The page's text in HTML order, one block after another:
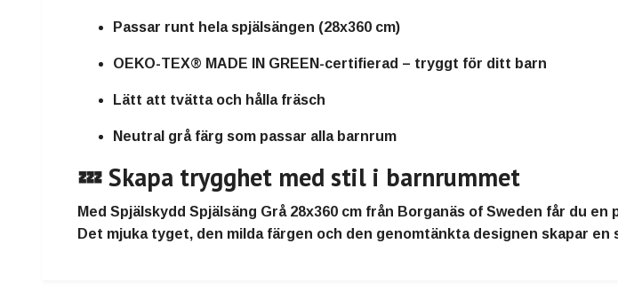
Passar runt hela spjälsängen (28x360 cm)
OEKO-TEX® MADE IN GREEN-certifierad – tryggt för ditt barn
Lätt att tvätta och hålla fräsch
Neutral grå färg som passar alla barnrum
💤 Skapa trygghet med stil i barnrummet
Med Spjälskydd Spjälsäng Grå 28x360 cm från Borganäs of Sweden får du en
Det mjuka tyget, den milda färgen och den genomtänkta designen skapar en